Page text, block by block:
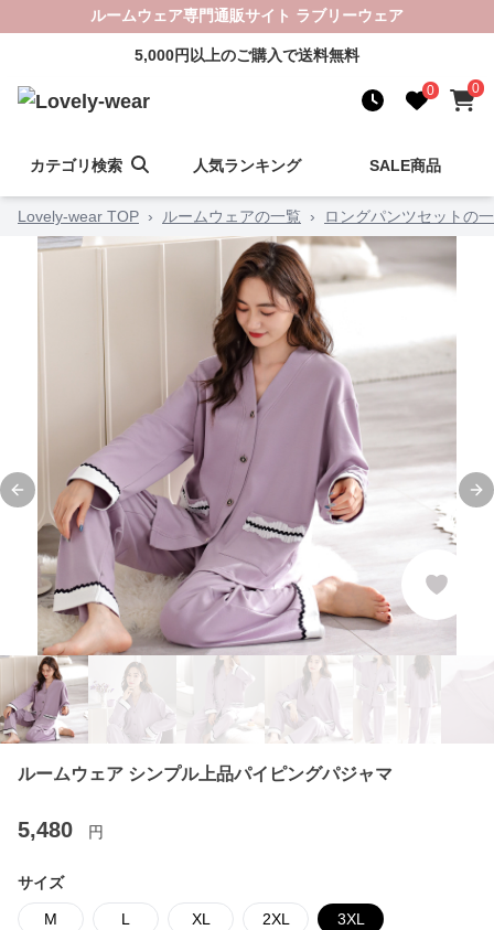
ルームウェア専門通販サイト ラブリーウェア
5,000円以上のご購入で送料無料
0 0
カテゴリ検索 人気ランキング SALE商品
Lovely-wear TOP › ルームウェアの一覧 › ロングパンツセットの
Previous slide
ルームウェア シンプル上品パイピングパジャマ
5,480 円
サイズ
M L XL 2XL 3XL